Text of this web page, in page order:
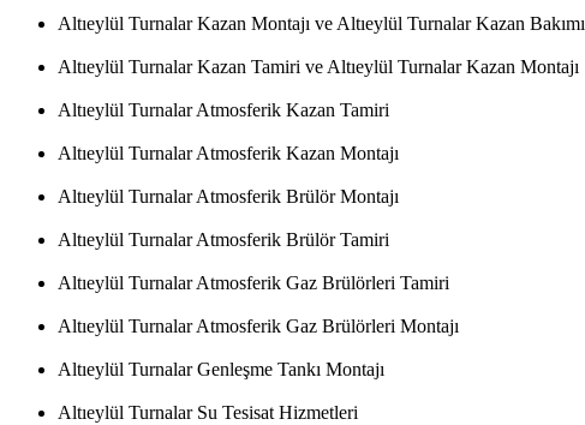
Altıeylül Turnalar Kazan Montajı ve Altıeylül Turnalar Kazan Bakımı
Altıeylül Turnalar Kazan Tamiri ve Altıeylül Turnalar Kazan Montajı
Altıeylül Turnalar Atmosferik Kazan Tamiri
Altıeylül Turnalar Atmosferik Kazan Montajı
Altıeylül Turnalar Atmosferik Brülör Montajı
Altıeylül Turnalar Atmosferik Brülör Tamiri
Altıeylül Turnalar Atmosferik Gaz Brülörleri Tamiri
Altıeylül Turnalar Atmosferik Gaz Brülörleri Montajı
Altıeylül Turnalar Genleşme Tankı Montajı
Altıeylül Turnalar Su Tesisat Hizmetleri